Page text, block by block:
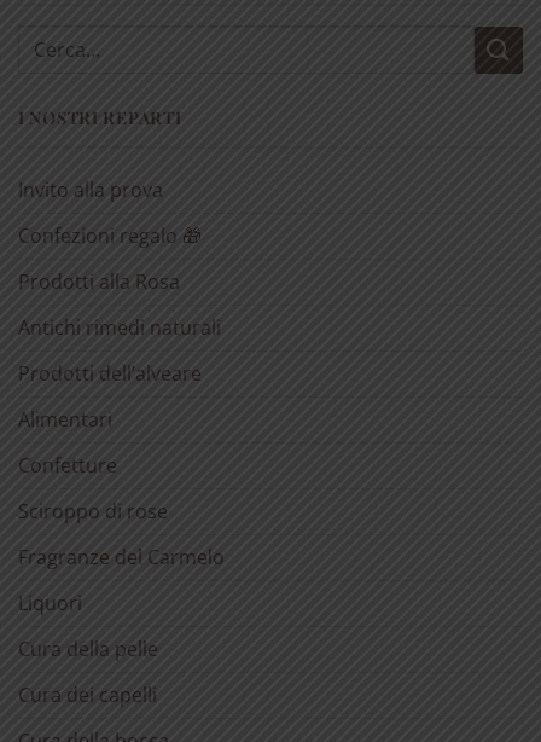
Cerca:
I NOSTRI REPARTI
Invito alla prova
Confezioni regalo 🎁
Prodotti alla Rosa
Antichi rimedi naturali
Prodotti dell’alveare
Alimentari
Confetture
Sciroppo di rose
Fragranze del Carmelo
Liquori
Cura della pelle
Cura dei capelli